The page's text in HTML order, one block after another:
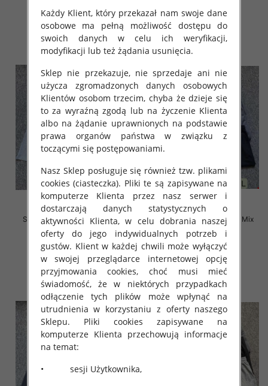
30.00 zł
szczegóły
30.00 zł
szczegóły
Szorty męska Roz M-4XL, Mix
kolor Paczka 12 szt
12.00 zł
szczegóły
Szorty męska Roz M-4XL, Mix
kolor Paczka 12 szt
12.00 zł
szczegóły
Każdy Klient, który przekazał nam swoje dane
osobowe ma pełną możliwość dostępu do
swoich danych w celu ich weryfikacji,
modyfikacji lub też żądania usunięcia.
Sklep nie przekazuje, nie sprzedaje ani nie
użycza zgromadzonych danych osobowych
Klientów osobom trzecim, chyba że dzieje się
to za wyraźną zgodą lub na życzenie Klienta
albo na żądanie uprawnionych na podstawie
prawa organów państwa w związku z
toczącymi się postępowaniami.
Nasz Sklep posługuje się również tzw. plikami
cookies (ciasteczka). Pliki te są zapisywane na
komputerze Klienta przez nasz serwer i
dostarczają danych statystycznych o
aktywności Klienta, w celu dobrania naszej
oferty do jego indywidualnych potrzeb i
gustów. Klient w każdej chwili może wyłączyć
w swojej przeglądarce internetowej opcję
przyjmowania cookies, choć musi mieć
świadomość, że w niektórych przypadkach
odłączenie tych plików może wpłynąć na
utrudnienia w korzystaniu z oferty naszego
Sklepu. Pliki cookies zapisywane na
komputerze Klienta przechowują informacje
na temat:
• sesji Użytkownika,